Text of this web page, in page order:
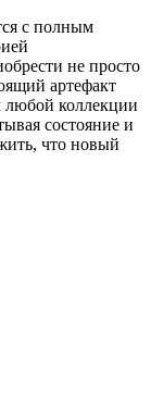
с полным
не просто
артефакт
любой коллекции
состояние и
что новый